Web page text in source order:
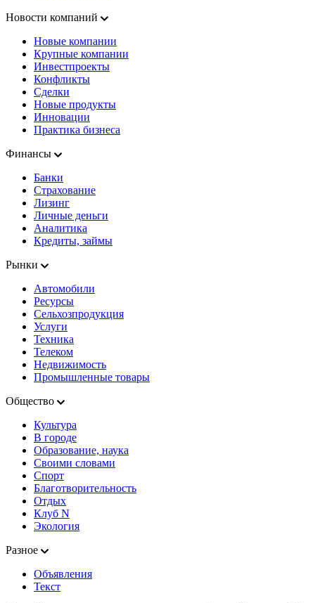
Новости компаний
Новые компании
Крупные компании
Инвестпроекты
Конфликты
Сделки
Новые продукты
Инновации
Практика бизнеса
Финансы
Банки
Страхование
Лизинг
Личные деньги
Аналитика
Кредиты, займы
Рынки
Автомобили
Ресурсы
Сельхозпродукция
Услуги
Техника
Телеком
Недвижимость
Промышленные товары
Общество
Культура
В городе
Образование, наука
Своими словами
Спорт
Благотворительность
Отдых
Клуб N
Экология
Разное
Объявления
Текст